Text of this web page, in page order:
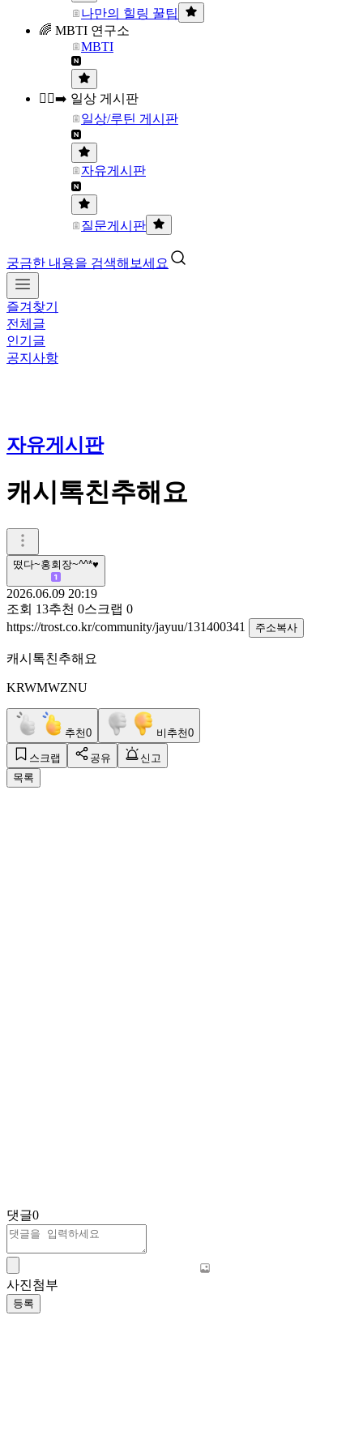
나만의 힐링 꿀팁
🌈 MBTI 연구소
MBTI
🏃‍♀️‍➡️ 일상 게시판
일상/루틴 게시판
자유게시판
질문게시판
궁금한 내용을 검색해보세요
즐겨찾기
전체글
인기글
공지사항
자유게시판
캐시톡친추해요
떴다~홍회장~^^*♥️
2026.06.09 20:19
조회 13추천 0스크랩 0
https://trost.co.kr/community/jayuu/131400341
주소복사
캐시톡친추해요
KRWMWZNU
추천0 비추천0
스크랩 공유
신고
목록
댓글0
사진첨부
등록